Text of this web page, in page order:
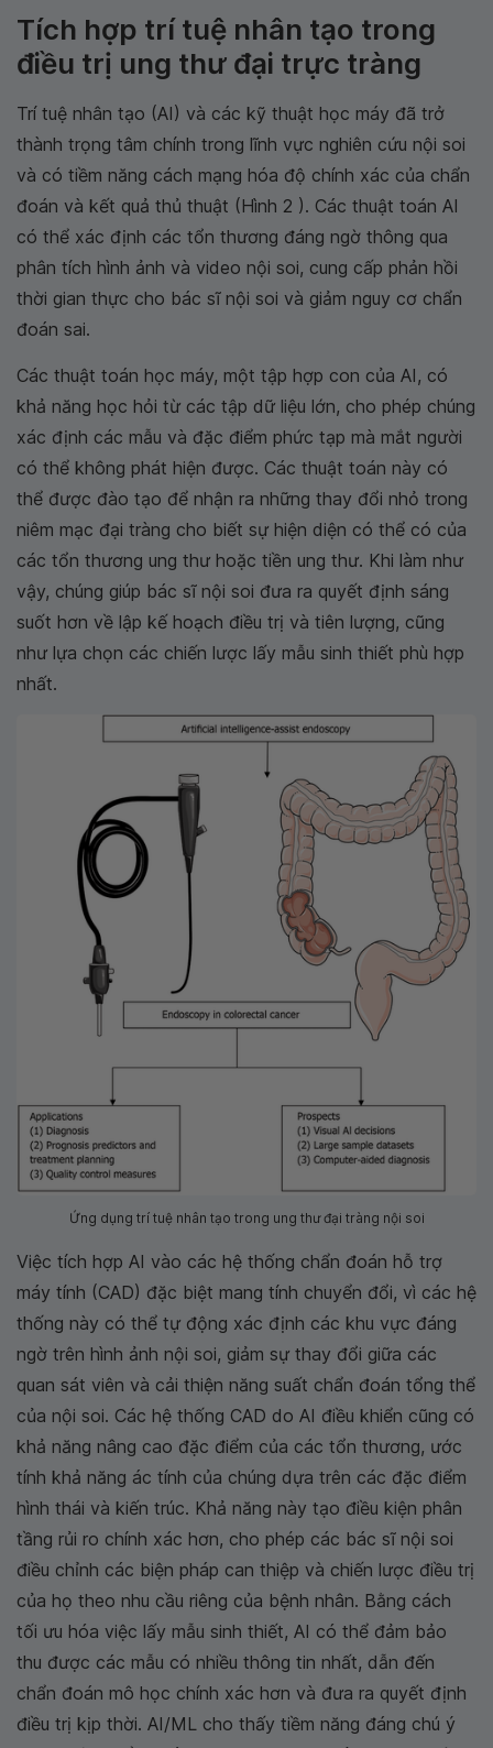
Tích hợp trí tuệ nhân tạo trong
điều trị ung thư đại trực tràng
Trí tuệ nhân tạo (AI) và các kỹ thuật học máy đã trở
thành trọng tâm chính trong lĩnh vực nghiên cứu nội soi
và có tiềm năng cách mạng hóa độ chính xác của chẩn
đoán và kết quả thủ thuật (Hình 2 ). Các thuật toán AI
có thể xác định các tổn thương đáng ngờ thông qua
phân tích hình ảnh và video nội soi, cung cấp phản hồi
thời gian thực cho bác sĩ nội soi và giảm nguy cơ chẩn
đoán sai.
Các thuật toán học máy, một tập hợp con của AI, có
khả năng học hỏi từ các tập dữ liệu lớn, cho phép chúng
xác định các mẫu và đặc điểm phức tạp mà mắt người
có thể không phát hiện được. Các thuật toán này có
thể được đào tạo để nhận ra những thay đổi nhỏ trong
niêm mạc đại tràng cho biết sự hiện diện có thể có của
các tổn thương ung thư hoặc tiền ung thư. Khi làm như
vậy, chúng giúp bác sĩ nội soi đưa ra quyết định sáng
suốt hơn về lập kế hoạch điều trị và tiên lượng, cũng
như lựa chọn các chiến lược lấy mẫu sinh thiết phù hợp
nhất.
Ứng dụng trí tuệ nhân tạo trong ung thư đại tràng nội soi
Việc tích hợp AI vào các hệ thống chẩn đoán hỗ trợ
máy tính (CAD) đặc biệt mang tính chuyển đổi, vì các hệ
thống này có thể tự động xác định các khu vực đáng
ngờ trên hình ảnh nội soi, giảm sự thay đổi giữa các
quan sát viên và cải thiện năng suất chẩn đoán tổng thể
của nội soi. Các hệ thống CAD do AI điều khiển cũng có
khả năng nâng cao đặc điểm của các tổn thương, ước
tính khả năng ác tính của chúng dựa trên các đặc điểm
hình thái và kiến trúc. Khả năng này tạo điều kiện phân
tầng rủi ro chính xác hơn, cho phép các bác sĩ nội soi
điều chỉnh các biện pháp can thiệp và chiến lược điều trị
của họ theo nhu cầu riêng của bệnh nhân. Bằng cách
tối ưu hóa việc lấy mẫu sinh thiết, AI có thể đảm bảo
thu được các mẫu có nhiều thông tin nhất, dẫn đến
chẩn đoán mô học chính xác hơn và đưa ra quyết định
điều trị kịp thời. AI/ML cho thấy tiềm năng đáng chú ý